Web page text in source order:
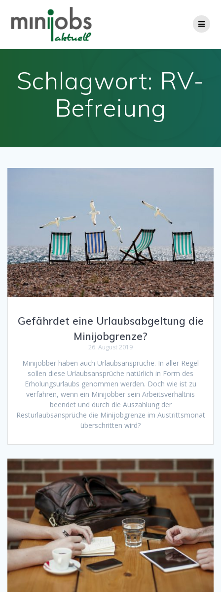
Schlagwort: RV-
Befreiung
Gefährdet eine Urlaubsabgeltung die
Minijobgrenze?
26. August 2019
Minijobber haben auch Urlaubsansprüche. In aller Regel
sollen diese Urlaubsansprüche natürlich in Form des
Erholungsurlaubs genommen werden. Doch wie ist zu
verfahren, wenn ein Minijobber sein Arbeitsverhältnis
beendet und durch die Auszahlung der
Resturlaubsansprüche die Minijobgrenze im Austrittsmonat
überschritten wird?